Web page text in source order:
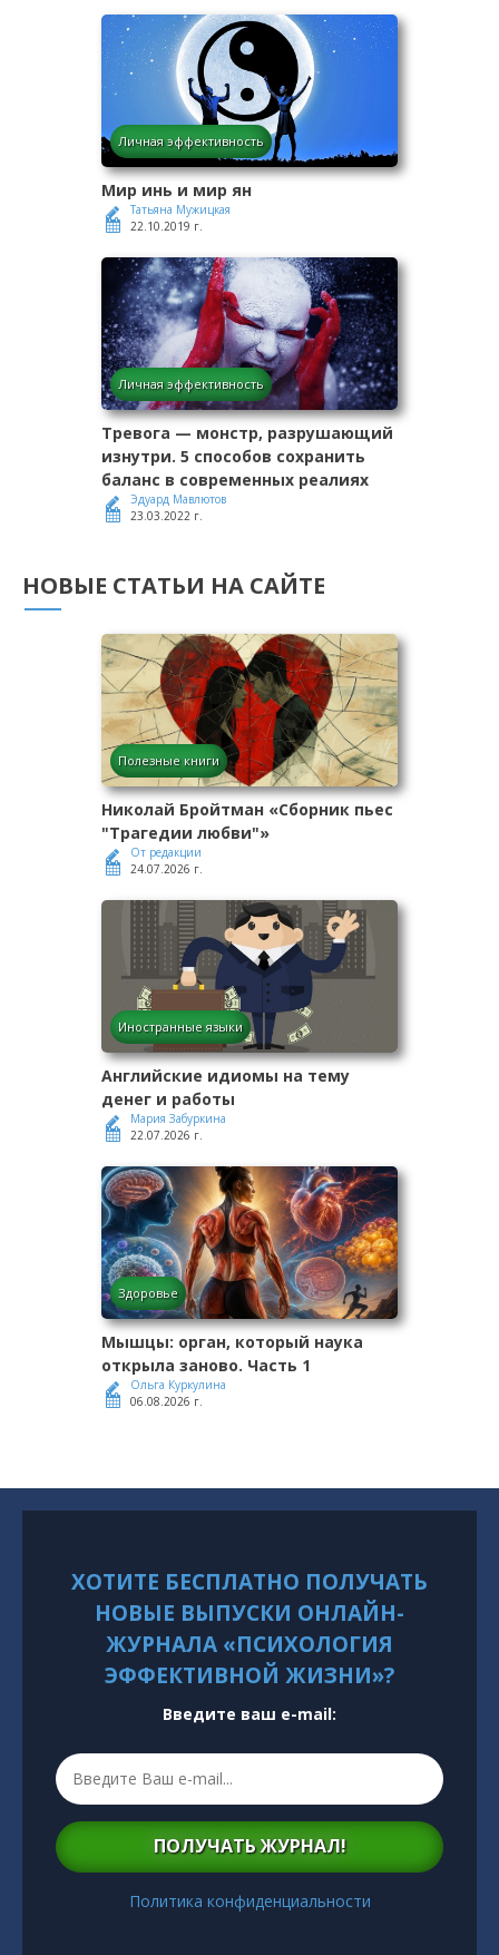
Личная эффективность
Мир инь и мир ян
Татьяна Мужицкая
22.10.2019 г.
Личная эффективность
Тревога — монстр, разрушающий
изнутри. 5 способов сохранить
баланс в современных реалиях
Эдуард Мавлютов
23.03.2022 г.
НОВЫЕ СТАТЬИ НА САЙТЕ
Полезные книги
Николай Бройтман «Сборник пьес
"Трагедии любви"»
От редакции
24.07.2026 г.
Иностранные языки
Английские идиомы на тему
денег и работы
Мария Забуркина
22.07.2026 г.
Здоровье
Мышцы: орган, который наука
открыла заново. Часть 1
Ольга Куркулина
06.08.2026 г.
ХОТИТЕ БЕСПЛАТНО ПОЛУЧАТЬ
НОВЫЕ ВЫПУСКИ ОНЛАЙН-
ЖУРНАЛА «ПСИХОЛОГИЯ
ЭФФЕКТИВНОЙ ЖИЗНИ»?
Введите ваш e-mail:
ПОЛУЧАТЬ ЖУРНАЛ!
Политика конфиденциальности